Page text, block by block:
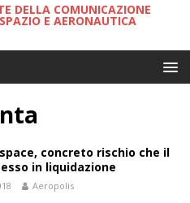
DELLA COMUNICAZIONE
E AERONAUTICA
concreto rischio che il
in liquidazione
Aeropolis